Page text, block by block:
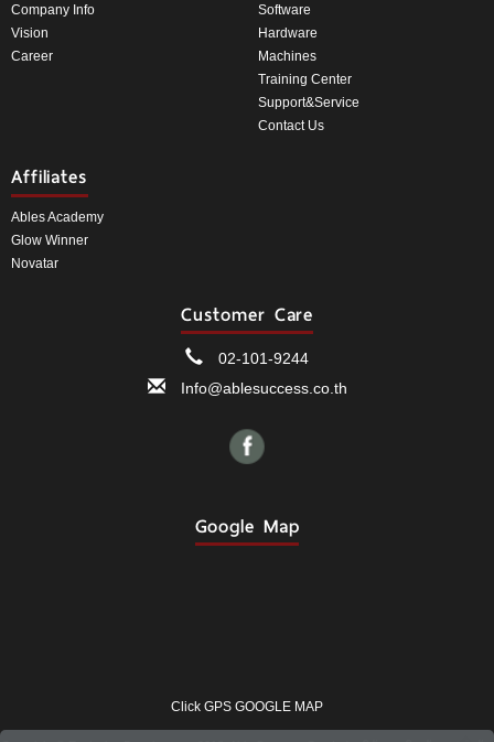
Company Info
Vision
Career
Software
Hardware
Machines
Training Center
Support&Service
Contact Us
Affiliates
Ables Academy
Glow Winner
Novatar
Customer Care
02-101-9244
Info@ablesuccess.co.th
Google Map
Click GPS GOOGLE MAP